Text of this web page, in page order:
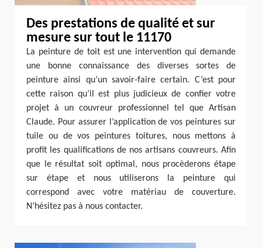
Des prestations de qualité et sur
mesure sur tout le 11170
La peinture de toit est une intervention qui demande
une bonne connaissance des diverses sortes de
peinture ainsi qu’un savoir-faire certain. C’est pour
cette raison qu’il est plus judicieux de confier votre
projet à un couvreur professionnel tel que Artisan
Claude. Pour assurer l’application de vos peintures sur
tuile ou de vos peintures toitures, nous mettons à
profit les qualifications de nos artisans couvreurs. Afin
que le résultat soit optimal, nous procèderons étape
sur étape et nous utiliserons la peinture qui
correspond avec votre matériau de couverture.
N’hésitez pas à nous contacter.